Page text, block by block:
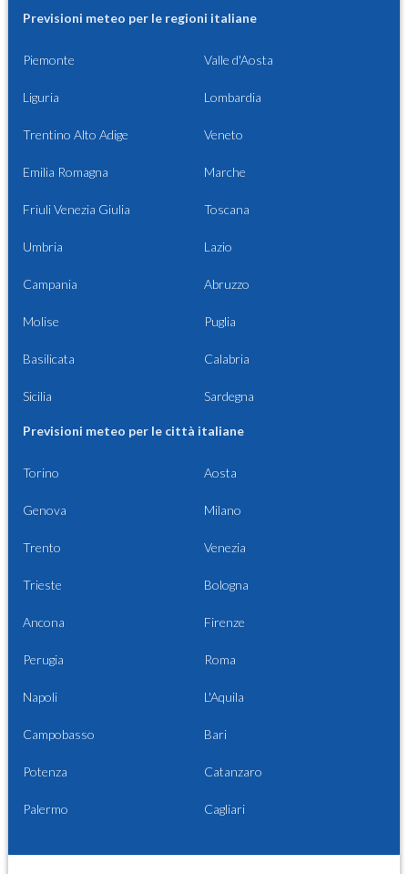
Previsioni meteo per le regioni italiane
Piemonte Valle d'Aosta
Liguria Lombardia
Trentino Alto Adige Veneto
Emilia Romagna Marche
Friuli Venezia Giulia Toscana
Umbria Lazio
Campania Abruzzo
Molise Puglia
Basilicata Calabria
Sicilia Sardegna
Previsioni meteo per le città italiane
Torino Aosta
Genova Milano
Trento Venezia
Trieste Bologna
Ancona Firenze
Perugia Roma
Napoli L'Aquila
Campobasso Bari
Potenza Catanzaro
Palermo Cagliari